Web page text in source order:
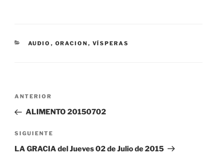
CATEGORÍAS
AUDIO , ORACION , VÍSPERAS
Navegación
entradas
Entrada
anterior:
ANTERIOR
ALIMENTO 20150702
Siguiente
entrada
SIGUIENTE
LA GRACIA del Jueves 02 de Julio de 2015